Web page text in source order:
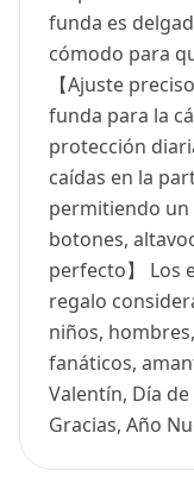
funda es
cómodo para
【Ajuste
funda para la
protección
caídas en la
permitiendo un
botones,
perfecto】 Los
regalo
niños,
fanáticos,
Valentín, Día
Gracias, Año